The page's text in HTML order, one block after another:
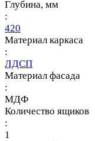
Глубина, мм
:
420
Материал каркаса
:
ЛДСП
Материал фасада
:
МДФ
Количество ящиков
:
1